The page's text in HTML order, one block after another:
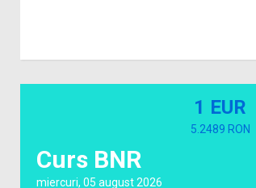
Curs BNR
miercuri, 05 august 2026
1 EUR
5.2489 RON